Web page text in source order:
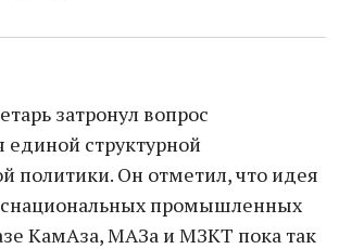
затронул вопрос
структурной
политики. Он отметил, что идея
промышленных
КамАза, МАЗа и МЗКТ пока так